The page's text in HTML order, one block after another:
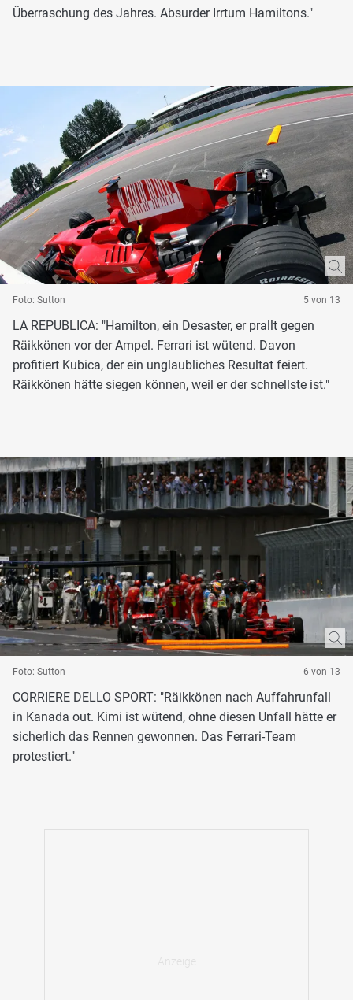
Überraschung des Jahres. Absurder Irrtum Hamiltons."
Foto: Sutton 5 von 13
LA REPUBLICA: "Hamilton, ein Desaster, er prallt gegen
Räikkönen vor der Ampel. Ferrari ist wütend. Davon
profitiert Kubica, der ein unglaubliches Resultat feiert.
Räikkönen hätte siegen können, weil er der schnellste ist."
Foto: Sutton 6 von 13
CORRIERE DELLO SPORT: "Räikkönen nach Auffahrunfall
in Kanada out. Kimi ist wütend, ohne diesen Unfall hätte er
sicherlich das Rennen gewonnen. Das Ferrari-Team
protestiert."